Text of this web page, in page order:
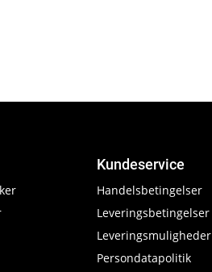
Kundeservice
Handelsbetingelser
Leveringsbetingelser
Leveringsmuligheder
Persondatapolitik